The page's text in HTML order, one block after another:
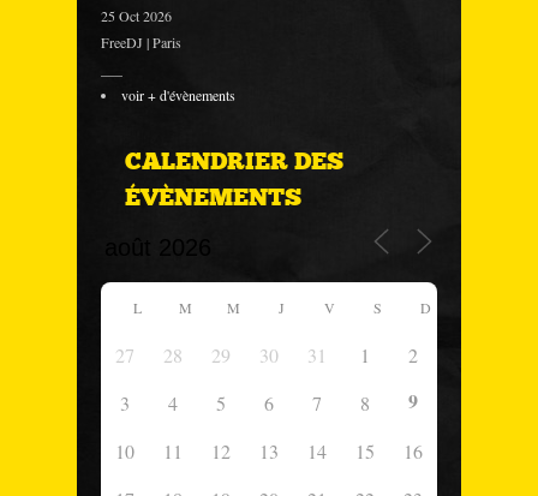
25 Oct 2026
FreeDJ | Paris
voir + d'évènements
CALENDRIER DES
ÉVÈNEMENTS
L M M J V S D
27 28 29 30 31 1
2
3
4 5 6 7 8 9
10 11 12 13 14 15
16